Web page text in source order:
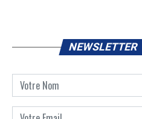
NEWSLETTER